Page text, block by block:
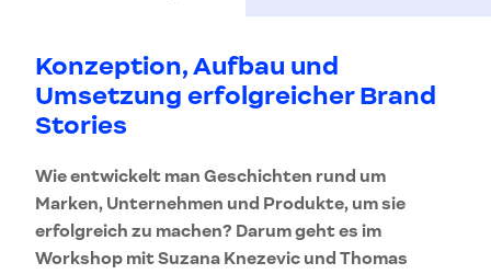
Konzeption, Aufbau und
Umsetzung erfolgreicher Brand
Stories
Wie entwickelt man Geschichten rund um
Marken, Unternehmen und Produkte, um sie
erfolgreich zu machen? Darum geht es im
Workshop mit Suzana Knezevic und Thomas